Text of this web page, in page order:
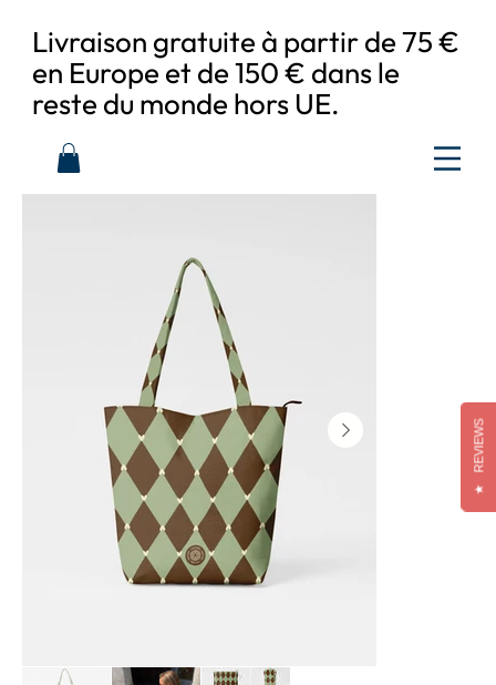
Livraison gratuite à partir de 75 €
en Europe et de 150 € dans le
reste du monde hors UE.
★
REVIEWS